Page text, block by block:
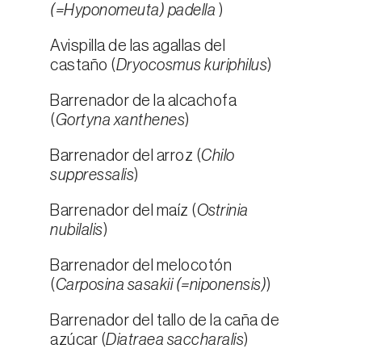
(=Hyponomeuta) padella )
Avispilla de las agallas del
castaño (Dryocosmus kuriphilus)
Barrenador de la alcachofa
(Gortyna xanthenes)
Barrenador del arroz (Chilo
suppressalis)
Barrenador del maíz (Ostrinia
nubilalis)
Barrenador del melocotón
(Carposina sasakii (=niponensis))
Barrenador del tallo de la caña de
azúcar (Diatraea saccharalis)